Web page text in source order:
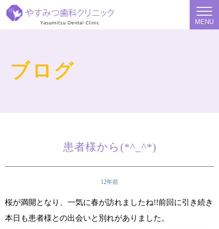
MENU
ブログ
患者様から(*^_^*)
12年前
桜が満開となり、一気に春が訪れましたね!!前回に引き続き
本日も患者様との出会いと別れがありました。